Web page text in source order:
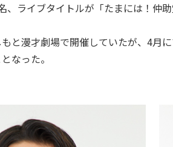
、ライブタイトルが「たまには！仲助
と漫才劇場で開催していたが、4月
なった。